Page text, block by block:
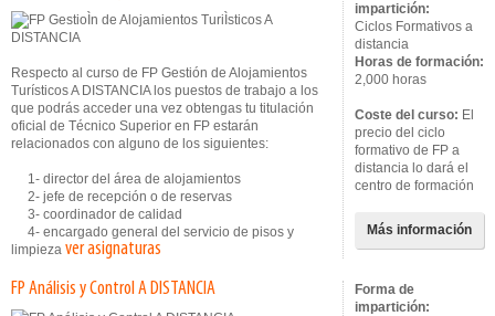
Respecto al curso de FP Gestión de Alojamientos
Turísticos A DISTANCIA los puestos de trabajo a los
que podrás acceder una vez obtengas tu titulación
oficial de Técnico Superior en FP estarán
relacionados con alguno de los siguientes:
1- director del área de alojamientos
2- jefe de recepción o de reservas
3- coordinador de calidad
4- encargado general del servicio de pisos y
limpieza ver asignaturas
impartición:
Ciclos Formativos a
distancia
Horas de formación:
2,000 horas
Coste del curso: El
precio del ciclo
formativo de FP a
distancia lo dará el
centro de formación
Más información
FP Análisis y Control A DISTANCIA
Forma de
impartición: